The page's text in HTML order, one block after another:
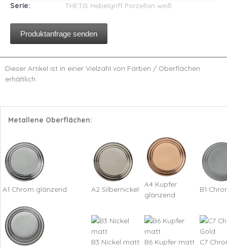
Serie:
THETIS Hebelgriff Porzellan weiß
Produktanfrage senden
Dieser Artikel ist in einer Vielzahl von Farben / Oberflächen
erhältlich:
Metallene Oberflächen:
A1 Chrom glänzend A2 Silbernickel
A4 Kupfer
glänzend
B1
B3 Nickel matt B6 Kupfer matt C7